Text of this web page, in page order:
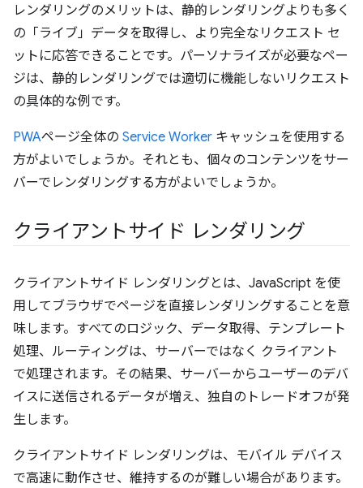
レンダリングのメリットは、静的レンダリングよりも多く
の「ライブ」データを取得し、より完全なリクエスト セ
ットに応答できることです。パーソナライズが必要なペー
ジは、静的レンダリングでは適切に機能しないリクエスト
の具体的な例です。
PWAページ全体の Service Worker キャッシュを使用する
方がよいでしょうか。それとも、個々のコンテンツをサー
バーでレンダリングする方がよいでしょうか。
クライアントサイド レンダリング
クライアントサイド レンダリングとは、JavaScript を使
用してブラウザでページを直接レンダリングすることを意
味します。すべてのロジック、データ取得、テンプレート
処理、ルーティングは、サーバーではなく クライアント
で処理されます。その結果、サーバーからユーザーのデバ
イスに送信されるデータが増え、独自のトレードオフが発
生します。
クライアントサイド レンダリングは、モバイル デバイス
で高速に動作させ、維持するのが難しい場合があります。